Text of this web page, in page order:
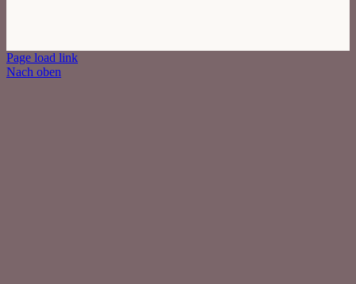
Page load link
Nach oben